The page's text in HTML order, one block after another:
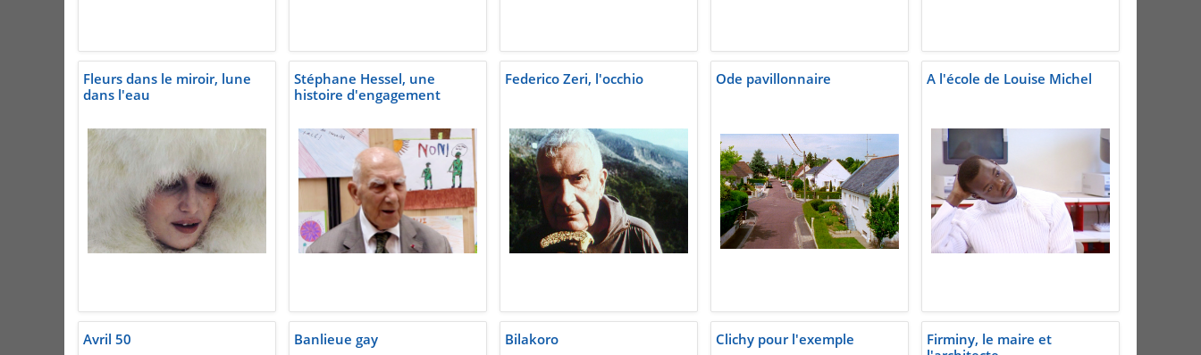
Fleurs dans le miroir, lune
dans l'eau
Stéphane Hessel, une
histoire d'engagement
Federico Zeri, l'occhio Ode pavillonnaire A l'école de Louise Michel
Avril 50 Banlieue gay Bilakoro Clichy pour l'exemple
Firminy, le maire et